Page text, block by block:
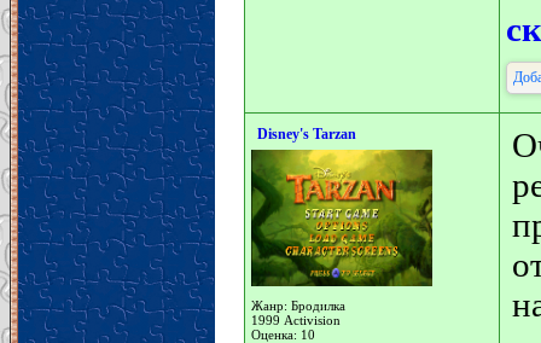
Disney's Tarzan
Жанр: Бродилка
1999 Activision
Оценка: 10